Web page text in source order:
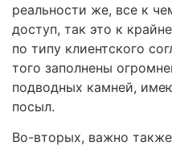
реальности же, все к
доступ, так это к
по типу клиентского
того заполнены
подводных камней,
посыл.
Во-вторых, важно